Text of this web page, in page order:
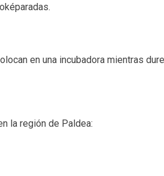
en una incubadora mientras
la región de Paldea: